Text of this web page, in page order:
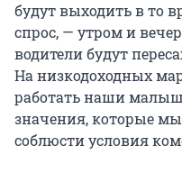
будут выходить в то
спрос, — утром и
водители будут
На низкодоходных
работать наши
значения, которые
соблюсти условия